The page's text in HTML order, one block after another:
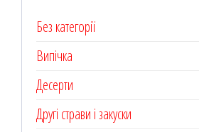
Без категорії
Випічка
Десерти
Другі страви і закуски